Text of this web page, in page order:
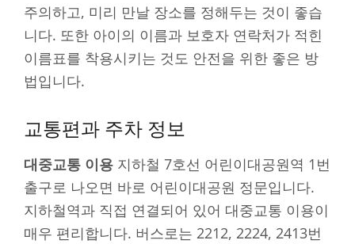
주의하고, 미리 만날 장소를 정해두는 것이 좋습
니다. 또한 아이의 이름과 보호자 연락처가 적힌
이름표를 착용시키는 것도 안전을 위한 좋은 방
법입니다.
교통편과 주차 정보
대중교통 이용 지하철 7호선 어린이대공원역 1번
출구로 나오면 바로 어린이대공원 정문입니다.
지하철역과 직접 연결되어 있어 대중교통 이용이
매우 편리합니다. 버스로는 2212, 2224, 2413번